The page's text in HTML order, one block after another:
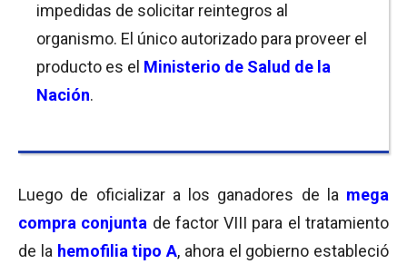
impedidas de solicitar reintegros al
organismo. El único autorizado para proveer el
producto es el Ministerio de Salud de la
Nación.
Luego de oficializar a los ganadores de la mega
compra conjunta de factor VIII para el tratamiento
de la hemofilia tipo A, ahora el gobierno estableció